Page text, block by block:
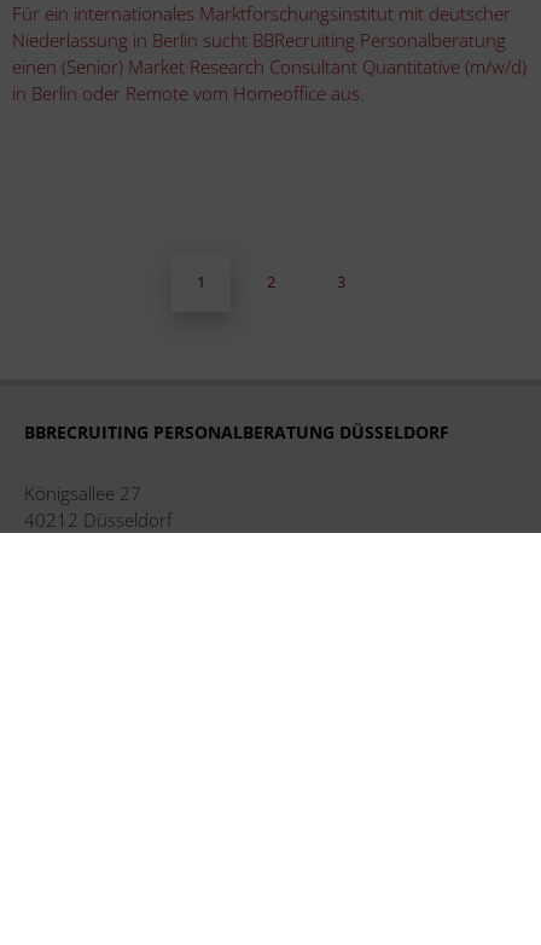
Für ein internationales Marktforschungsinstitut mit deutscher
Niederlassung in Berlin sucht BBRecruiting Personalberatung
einen (Senior) Market Research Consultant Quantitative (m/w/d)
in Berlin oder Remote vom Homeoffice aus.
1 2 3
BBRECRUITING PERSONALBERATUNG DÜSSELDORF
Königsallee 27
40212 Düsseldorf